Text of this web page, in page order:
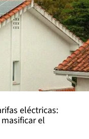
eléctricas:
el